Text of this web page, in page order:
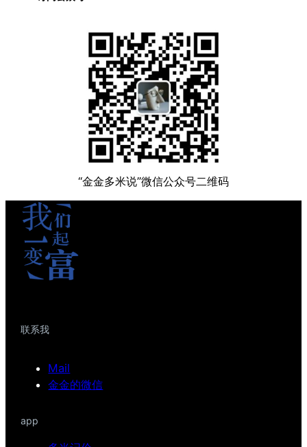
“金金多米说”微信公众号二维码
联系我
Mail
金金的微信
app